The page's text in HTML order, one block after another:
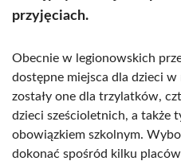
przyjęciach.
Obecnie w legionowskich
dostępne miejsca dla dzieci
zostały one dla trzylatków,
dzieci sześcioletnich, a także
obowiązkiem szkolnym.
dokonać spośród kilku